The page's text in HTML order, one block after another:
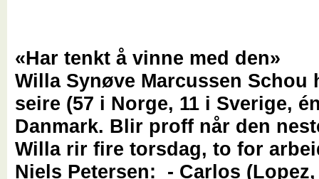
«Har tenkt å vinne med den»
Willa Synøve Marcussen Schou
seire (57 i Norge, 11 i Sverige,
Danmark. Blir proff når den
Willa rir fire torsdag, to for
Niels Petersen: - Carlos